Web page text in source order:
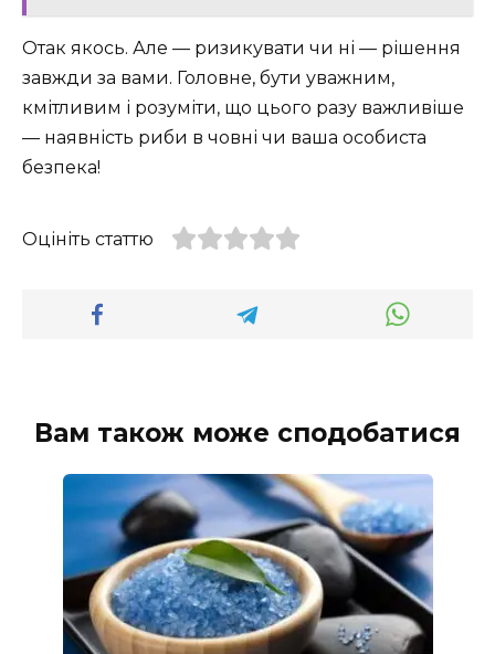
Отак якось. Але — ризикувати чи ні — рішення
завжди за вами. Головне, бути уважним,
кмітливим і розуміти, що цього разу важливіше
— наявність риби в човні чи ваша особиста
безпека!
Оцініть статтю
Вам також може сподобатися